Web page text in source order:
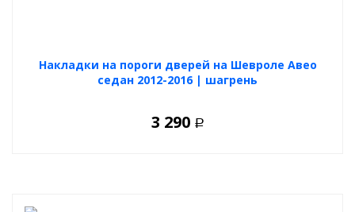
Накладки на пороги дверей на Шевроле Авео
седан 2012-2016 | шагрень
3 290 Р